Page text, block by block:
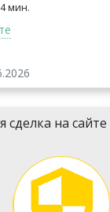
мин.
сделка на